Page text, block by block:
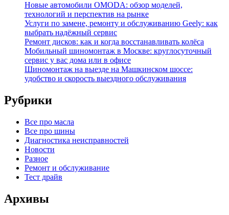
Новые автомобили OMODA: обзор моделей,
технологий и перспектив на рынке
Услуги по замене, ремонту и обслуживанию Geely: как
выбрать надёжный сервис
Ремонт дисков: как и когда восстанавливать колёса
Мобильный шиномонтаж в Москве: круглосуточный
сервис у вас дома или в офисе
Шиномонтаж на выезде на Машкинском шоссе:
удобство и скорость выездного обслуживания
Рубрики
Все про масла
Все про шины
Диагностика неисправностей
Новости
Разное
Ремонт и обслуживание
Тест драйв
Архивы